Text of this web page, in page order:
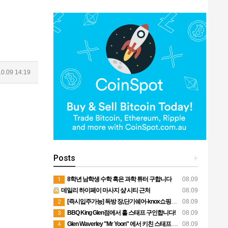
14:19
+
Posts
08.09
1
8학년 남학생 수학 혹은 과학 튜터 구합니다
08.09
데일리 하이페이 마사지 샾 시티 근처
08.09
2
[즉시입주가능] 독방 장,단기쉐어-knox쇼핑센터옆
08.09
3
BBQ King Glen점에서 홀 스태프 구인합니다!
08.09
4
Glen Waverley "Mr Yoon" 에서 키친 스태프 구인합니다.